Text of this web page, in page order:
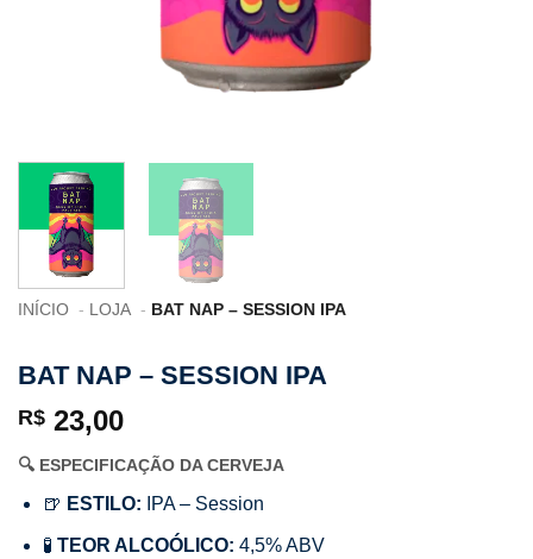
INÍCIO LOJA BAT NAP – SESSION IPA
BAT NAP – SESSION IPA
R$ 23,00
🔍 ESPECIFICAÇÃO DA CERVEJA
🍺 ESTILO: IPA – Session
🧪 TEOR ALCOÓLICO: 4,5% ABV